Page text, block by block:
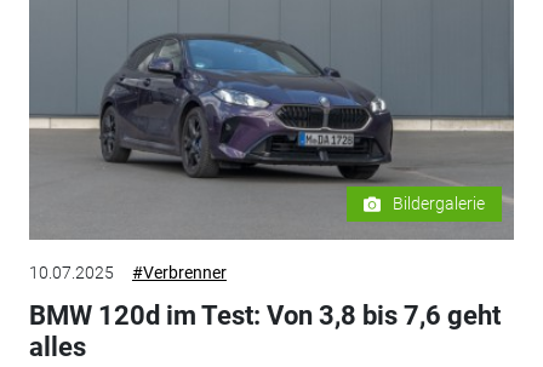
Bildergalerie
10.07.2025 #Verbrenner
BMW 120d im Test: Von 3,8 bis 7,6 geht
alles